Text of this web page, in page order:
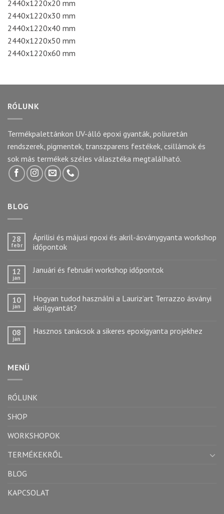
2440x1220x20 mm
2440x1220x30 mm
2440x1220x40 mm
2440x1220x50 mm
2440x1220x60 mm
RÓLUNK
Termékpalettánkon UV-álló epoxi gyanták, poliuretán
rendszerek, pigmentek, transzparens festékek, csillámok és
sok más termékek széles választéka megtalálható.
BLOG
28
febr
Áprilisi és májusi epoxi és akril-ásványgyanta workshop
időpontok
12
jan
Januári és februári workshop időpontok
10
jan
Hogyan tudod használni a Lauriz’art Terrazzo ásványi
akrilgyantát?
08
jan
Hasznos tanácsok a sikeres epoxigyanta projekhez
MENÜ
RÓLUNK
SHOP
WORKSHOPOK
TERMÉKEKRŐL
BLOG
KAPCSOLAT